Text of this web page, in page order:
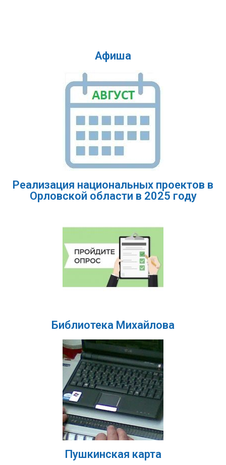
Афиша
Реализация национальных проектов в
Орловской области в 2025 году
Библиотека Михайлова
Пушкинская карта